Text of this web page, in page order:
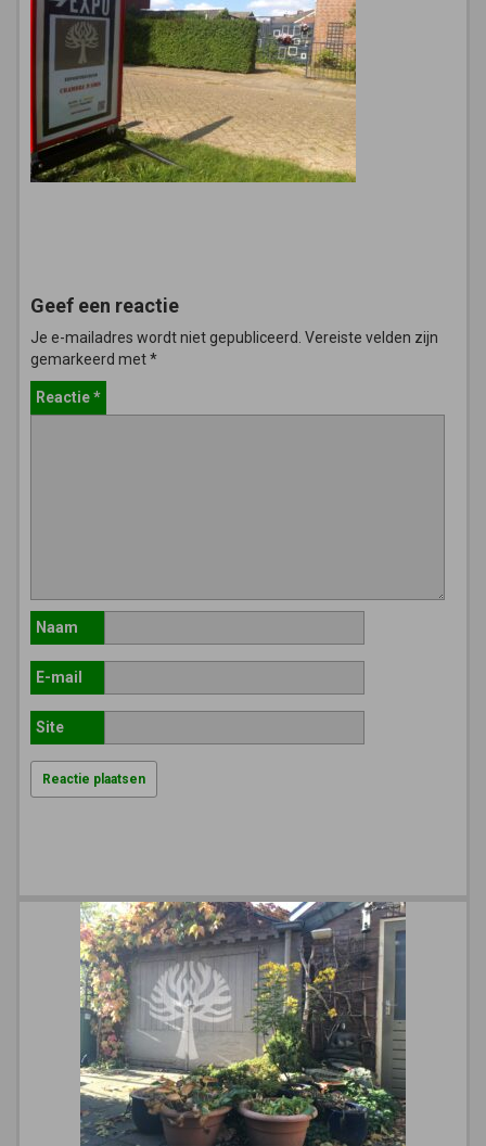
Geef een reactie
Je e-mailadres wordt niet gepubliceerd. Vereiste velden zijn
gemarkeerd met*
Reactie*
Naam
E-mail
Site